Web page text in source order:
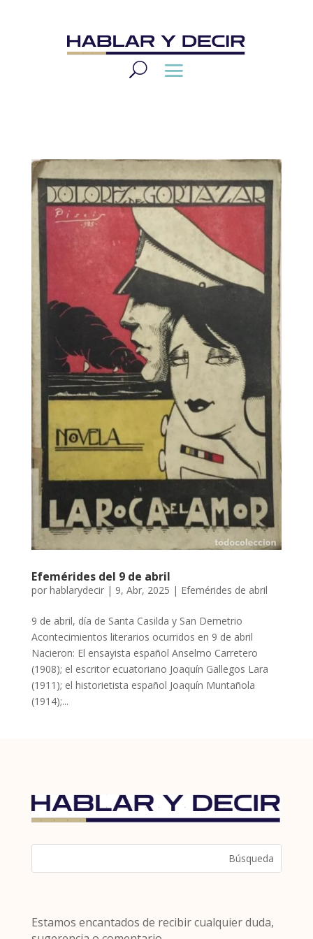
Efemérides del 9 de abril
por hablarydecir| 9, Abr, 2025 | Efemérides de abril
9 de abril, día de Santa Casilda y San Demetrio
Acontecimientos literarios ocurridos en 9 de abril
Nacieron: El ensayista español Anselmo Carretero
(1908); el escritor ecuatoriano Joaquín Gallegos Lara
(1911); el historietista español Joaquín Muntañola
(1914);...
Estamos encantados de recibir cualquier duda,